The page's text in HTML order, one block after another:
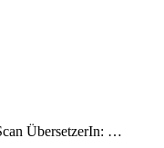
ÜbersetzerIn: …